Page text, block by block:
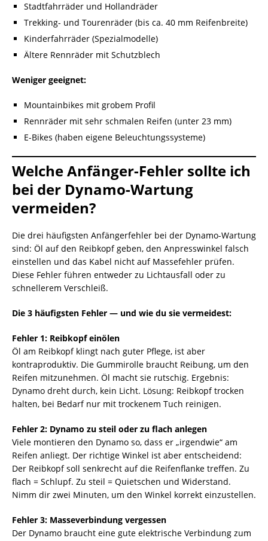
Stadtfahrräder und Hollandräder
Trekking- und Tourenräder (bis ca. 40 mm Reifenbreite)
Kinderfahrräder (Spezialmodelle)
Ältere Rennräder mit Schutzblech
Weniger geeignet:
Mountainbikes mit grobem Profil
Rennräder mit sehr schmalen Reifen (unter 23 mm)
E-Bikes (haben eigene Beleuchtungssysteme)
Welche Anfänger-Fehler sollte ich
bei der Dynamo-Wartung
vermeiden?
Die drei häufigsten Anfängerfehler bei der Dynamo-Wartung
sind: Öl auf den Reibkopf geben, den Anpresswinkel falsch
einstellen und das Kabel nicht auf Massefehler prüfen.
Diese Fehler führen entweder zu Lichtausfall oder zu
schnellerem Verschleiß.
Die 3 häufigsten Fehler — und wie du sie vermeidest:
Fehler 1: Reibkopf einölen
Öl am Reibkopf klingt nach guter Pflege, ist aber
kontraproduktiv. Die Gummirolle braucht Reibung, um den
Reifen mitzunehmen. Öl macht sie rutschig. Ergebnis:
Dynamo dreht durch, kein Licht. Lösung: Reibkopf trocken
halten, bei Bedarf nur mit trockenem Tuch reinigen.
Fehler 2: Dynamo zu steil oder zu flach anlegen
Viele montieren den Dynamo so, dass er „irgendwie“ am
Reifen anliegt. Der richtige Winkel ist aber entscheidend:
Der Reibkopf soll senkrecht auf die Reifenflanke treffen. Zu
flach = Schlupf. Zu steil = Quietschen und Widerstand.
Nimm dir zwei Minuten, um den Winkel korrekt einzustellen.
Fehler 3: Masseverbindung vergessen
Der Dynamo braucht eine gute elektrische Verbindung zum